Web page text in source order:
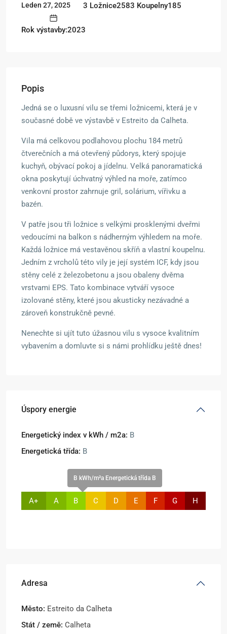
Leden 27, 2025
3 Ložnice2583 Koupelny185
Rok výstavby:2023
Popis
Jedná se o luxusní vilu se třemi ložnicemi, která je v
současné době ve výstavbě v Estreito da Calheta.
Vila má celkovou podlahovou plochu 184 metrů
čtverečních a má otevřený půdorys, který spojuje
kuchyň, obývací pokoj a jídelnu. Velká panoramatická
okna poskytují úchvatný výhled na moře, zatímco
venkovní prostor zahrnuje gril, solárium, vířivku a
bazén.
V patře jsou tři ložnice s velkými prosklenými dveřmi
vedoucími na balkon s nádherným výhledem na moře.
Každá ložnice má vestavěnou skříň a vlastní koupelnu.
Jedním z vrcholů této vily je její systém ICF, kdy jsou
stěny celé z železobetonu a jsou obaleny dvěma
vrstvami EPS. Tato kombinace vytváří vysoce
izolované stěny, které jsou akusticky nezávadné a
zároveň konstrukčně pevné.
Nenechte si ujít tuto úžasnou vilu s vysoce kvalitním
vybavením a domluvte si s námi prohlídku ještě dnes!
Úspory energie
Energetický index v kWh / m2a: B
Energetická třída: B
A+ A
B kWh/m²a Energetická třída B
B C D E F G H
Adresa
Město: Estreito da Calheta
Stát / země: Calheta